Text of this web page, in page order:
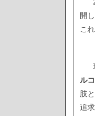
開
こ
ル
肢
追